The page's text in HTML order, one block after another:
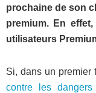
prochaine de son
premium. En
utilisateurs
Si, dans un premier
contre les dangers